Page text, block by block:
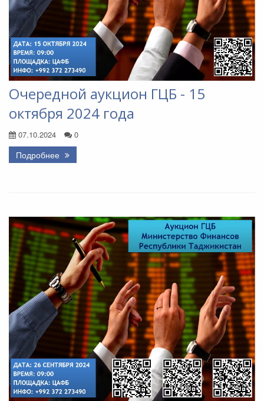
Очередной аукцион ГЦБ - 15
октября 2024 года
07.10.2024 0
Подробнее